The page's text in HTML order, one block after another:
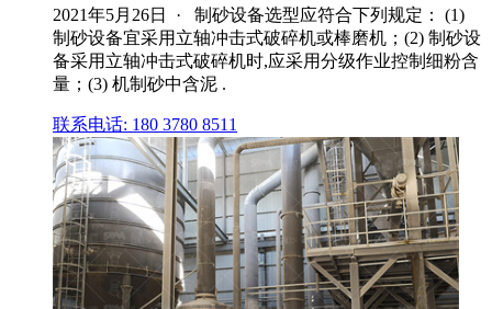
2021年5月26日 · 制砂设备选型应符合下列规定： (1)
制砂设备宜采用立轴冲击式破碎机或棒磨机；(2) 制砂设
备采用立轴冲击式破碎机时,应采用分级作业控制细粉含
量；(3) 机制砂中含泥 .
联系电话: 180 3780 8511